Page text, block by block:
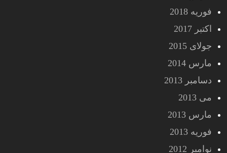
فوریه 2018
اکتبر 2017
جولای 2015
مارس 2014
دسامبر 2013
می 2013
مارس 2013
فوریه 2013
نوامبر 2012